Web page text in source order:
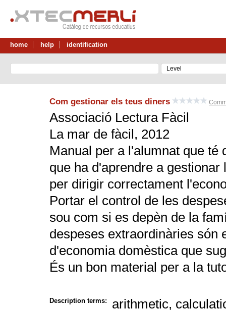
home help identification
Com gestionar els teus diners
Associació Lectura Fàcil
La mar de fàcil, 2012
Manual per a l'alumnat que
que ha d'aprendre a
per dirigir correctament
Portar el control de les
sou com si es depèn de la
despeses extraordinàries són
d'economia domèstica que
És un bon material per a la
Description terms:
arithmetic,